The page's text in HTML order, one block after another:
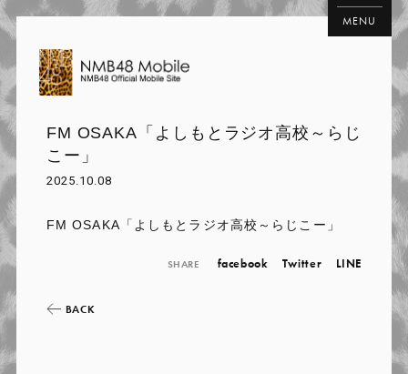
MENU
FM OSAKA「よしもとラジオ高校～らじ
こー」
2025.10.08
FM OSAKA「よしもとラジオ高校～らじこー」
SHARE facebook Twitter LINE
BACK